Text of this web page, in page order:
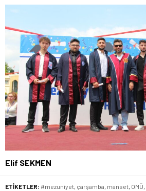
Elif SEKMEN
ETİKETLER: #mezuniyet, çarşamba, manset, OMÜ,